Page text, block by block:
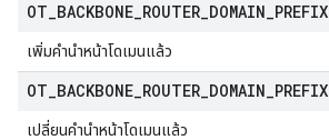
OT BACKBONE ROUTER DOMAIN PREFIX
เพิ่มคํานําหน้าโดเมนแล้ว
OT BACKBONE ROUTER DOMAIN PREFIX
เปลี่ยนคํานําหน้าโดเมนแล้ว